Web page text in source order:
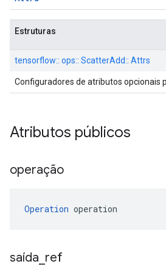
Estruturas
tensorflow:: ops:: ScatterAdd:: Attrs
Configuradores de atributos opcionais
Atributos públicos
operação
Operation operation
saída ref